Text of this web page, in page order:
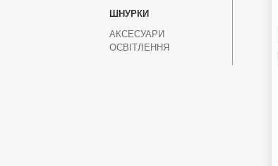
ШНУРКИ
АКСЕСУАРИ
ОСВІТЛЕННЯ